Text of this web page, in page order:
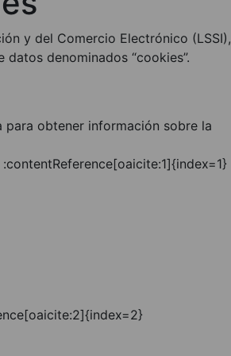
y del Comercio Electrónico (LSSI),
denominados “cookies”.
obtener información sobre la